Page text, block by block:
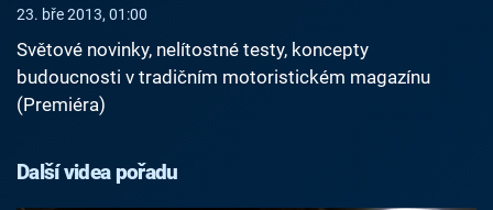
23. bře 2013, 01:00
Světové novinky, nelítostné testy, koncepty
budoucnosti v tradičním motoristickém magazínu
(Premiéra)
Další videa pořadu